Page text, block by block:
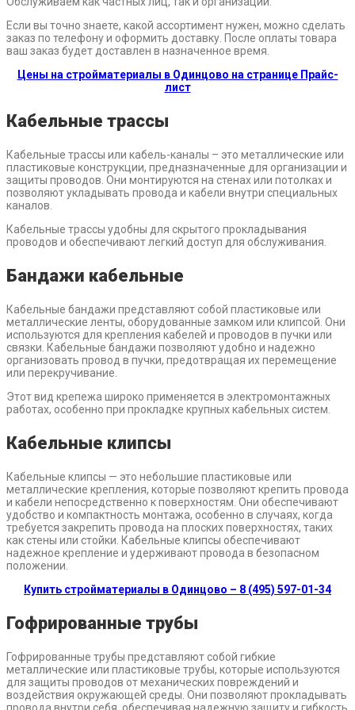
Если вы точно знаете, какой ассортимент нужен, можно сделать
заказ по телефону и оформить доставку. После оплаты товара
ваш заказ будет доставлен в назначенное время.
Цены на стройматериалы в Одинцово на странице Прайс-
лист
Кабельные трассы
Кабельные трассы или кабель-каналы – это металлические или
пластиковые конструкции, предназначенные для организации и
защиты проводов. Они монтируются на стенах или потолках и
позволяют укладывать провода и кабели внутри специальных
каналов.
Кабельные трассы удобны для скрытого прокладывания
проводов и обеспечивают легкий доступ для обслуживания.
Бандажи кабельные
Кабельные бандажи представляют собой пластиковые или
металлические ленты, оборудованные замком или клипсой. Они
используются для крепления кабелей и проводов в пучки или
связки. Кабельные бандажи позволяют удобно и надежно
организовать провод в пучки, предотвращая их перемещение
или перекручивание.
Этот вид крепежа широко применяется в электромонтажных
работах, особенно при прокладке крупных кабельных систем.
Кабельные клипсы
Кабельные клипсы — это небольшие пластиковые или
металлические крепления, которые позволяют крепить провода
и кабели непосредственно к поверхностям. Они обеспечивают
удобство и компактность монтажа, особенно в случаях, когда
требуется закрепить провода на плоских поверхностях, таких
как стены или стойки. Кабельные клипсы обеспечивают
надежное крепление и удерживают провода в безопасном
положении.
Купить стройматериалы в Одинцово – 8 (495) 597-01-34
Гофрированные трубы
Гофрированные трубы представляют собой гибкие
металлические или пластиковые трубы, которые используются
для защиты проводов от механических повреждений и
воздействия окружающей среды. Они позволяют прокладывать